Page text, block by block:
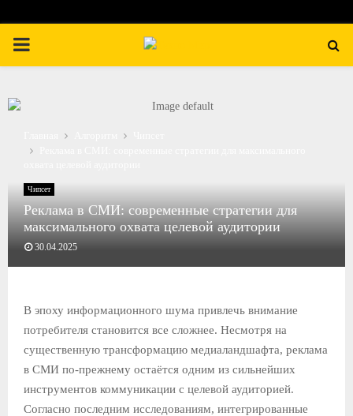
П
И
О
Е
Чипсет
Реклама в СМИ: современные стратегии для
максимального охвата целевой аудитории
30.04.2025
В эпоху информационного шума привлечь внимание
потребителя становится все сложнее. Несмотря на
существенную трансформацию медиаландшафта, реклама
в СМИ по-прежнему остаётся одним из сильнейших
инструментов коммуникации с целевой аудиторией.
Согласно последним исследованиям, интегрированные